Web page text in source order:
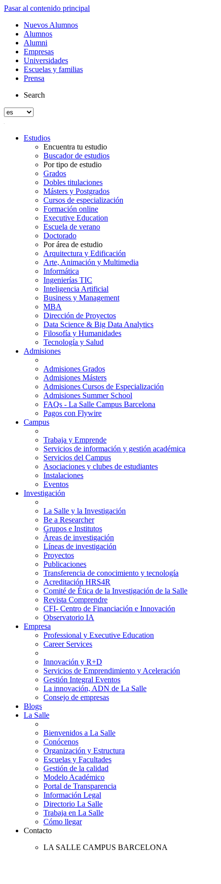
Pasar al contenido principal
Nuevos Alumnos
Alumnos
Alumni
Empresas
Universidades
Escuelas y familias
Prensa
Search
Estudios
Encuentra tu estudio
Buscador de estudios
Por tipo de estudio
Grados
Dobles titulaciones
Másters y Postgrados
Cursos de especialización
Formación online
Executive Education
Escuela de verano
Doctorado
Por área de estudio
Arquitectura y Edificación
Arte, Animación y Multimedia
Informática
Ingenierías TIC
Inteligencia Artificial
Business y Management
MBA
Dirección de Proyectos
Data Science & Big Data Analytics
Filosofía y Humanidades
Tecnología y Salud
Admisiones
Admisiones Grados
Admisiones Másters
Admisiones Cursos de Especialización
Admisiones Summer School
FAQs - La Salle Campus Barcelona
Pagos con Flywire
Campus
Trabaja y Emprende
Servicios de información y gestión académica
Servicios del Campus
Asociaciones y clubes de estudiantes
Instalaciones
Eventos
Investigación
La Salle y la Investigación
Be a Researcher
Grupos e Institutos
Áreas de investigación
Líneas de investigación
Proyectos
Publicaciones
Transferencia de conocimiento y tecnología
Acreditación HRS4R
Comité de Ética de la Investigación de la Salle
Revista Comprendre
CFI- Centro de Financiación e Innovación
Observatorio IA
Empresa
Professional y Executive Education
Career Services
Innovación y R+D
Servicios de Emprendimiento y Aceleración
Gestión Integral Eventos
La innovación, ADN de La Salle
Consejo de empresas
Blogs
La Salle
Bienvenidos a La Salle
Conócenos
Organización y Estructura
Escuelas y Facultades
Gestión de la calidad
Modelo Académico
Portal de Transparencia
Información Legal
Directorio La Salle
Trabaja en La Salle
Cómo llegar
Contacto
LA SALLE CAMPUS BARCELONA